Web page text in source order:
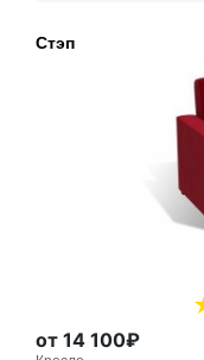
Стэп
от 14 100₽